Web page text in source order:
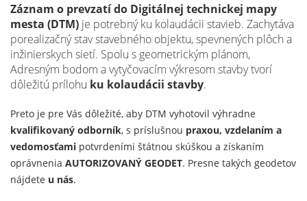
Záznam o prevzatí do Digitálnej technickej mapy
mesta (DTM) je potrebný ku kolaudácii stavieb. Zachytáva
porealizačný stav stavebného objektu, spevnených plôch a
inžinierskych sietí. Spolu s geometrickým plánom,
Adresným bodom a vytyčovacím výkresom stavby tvorí
dôležitú prílohu ku kolaudácii stavby.
Preto je pre Vás dôležité, aby DTM vyhotovil výhradne
kvalifikovaný odborník, s príslušnou praxou, vzdelaním a
vedomosťami potvrdeními štátnou skúškou a získaním
oprávnenia AUTORIZOVANÝ GEODET. Presne takých geodetov
nájdete u nás.